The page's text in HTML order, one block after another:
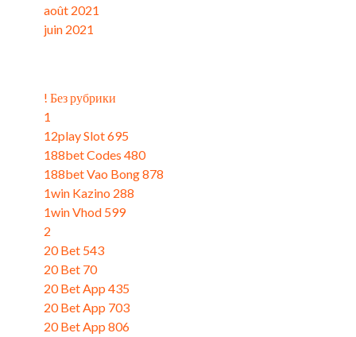
août 2021
juin 2021
! Без рубрики
1
12play Slot 695
188bet Codes 480
188bet Vao Bong 878
1win Kazino 288
1win Vhod 599
2
20 Bet 543
20 Bet 70
20 Bet App 435
20 Bet App 703
20 Bet App 806